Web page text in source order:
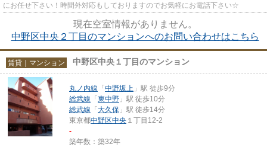
にお任せ下さい！時間外対応もしておりますのでお気軽にお電話下さい☆
現在空室情報がありません。
中野区中央２丁目のマンションへのお問い合わせはこちら
賃貸｜マンション 中野区中央１丁目のマンション
丸ノ内線 「 中野坂上 」駅 徒歩9分
総武線 「 東中野 」駅 徒歩10分
総武線 「 大久保 」駅 徒歩14分
東京都中野区中央 １丁目12-2
-
築年数：築32年